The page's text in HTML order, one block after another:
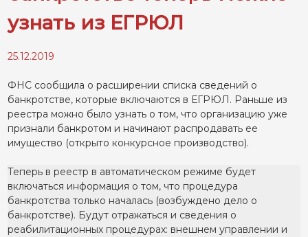
узнать из ЕГРЮЛ
25.12.2019
ФНС сообщила о расширении списка сведений о
банкротстве, которые включаются в ЕГРЮЛ. Раньше из
реестра можно было узнать о том, что организацию уже
признали банкротом и начинают распродавать ее
имущество (открыто конкурсное производство).
Теперь в реестр в автоматическом режиме будет
включаться информация о том, что процедура
банкротства только началась (возбуждено дело о
банкротстве). Будут отражаться и сведения о
реабилитационных процедурах: внешнем управлении и